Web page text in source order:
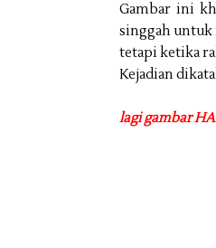
Gambar ini
singgah untuk
tetapi ketika
Kejadian
lagi gambar